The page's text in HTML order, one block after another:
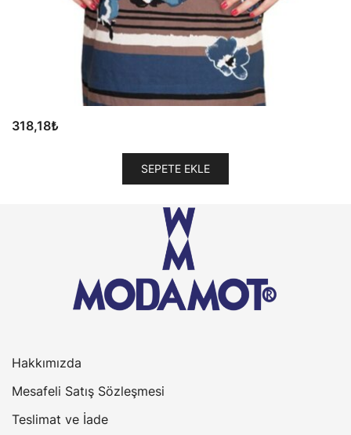
318,18₺
SEPETE EKLE
Hakkımızda
Mesafeli Satış Sözleşmesi
Teslimat ve İade